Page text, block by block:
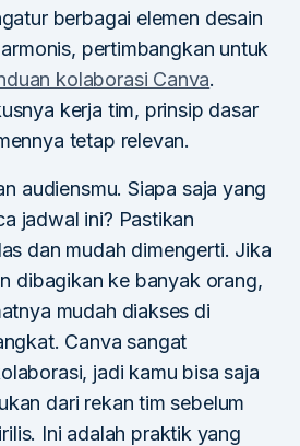
berbagai elemen desain
pertimbangkan untuk
kolaborasi Canva.
kerja tim, prinsip dasar
tetap relevan.
audiensmu. Siapa saja yang
jadwal ini? Pastikan
dan mudah dimengerti. Jika
dibagikan ke banyak orang,
mudah diakses di
Canva sangat
jadi kamu bisa saja
dari rekan tim sebelum
Ini adalah praktik yang